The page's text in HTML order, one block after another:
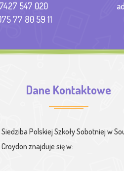
547 020
77 80 59 11
Dane Kontaktowe
Siedziba Polskiej Szkoły Sobotniej w
Croydon znajduje się w: